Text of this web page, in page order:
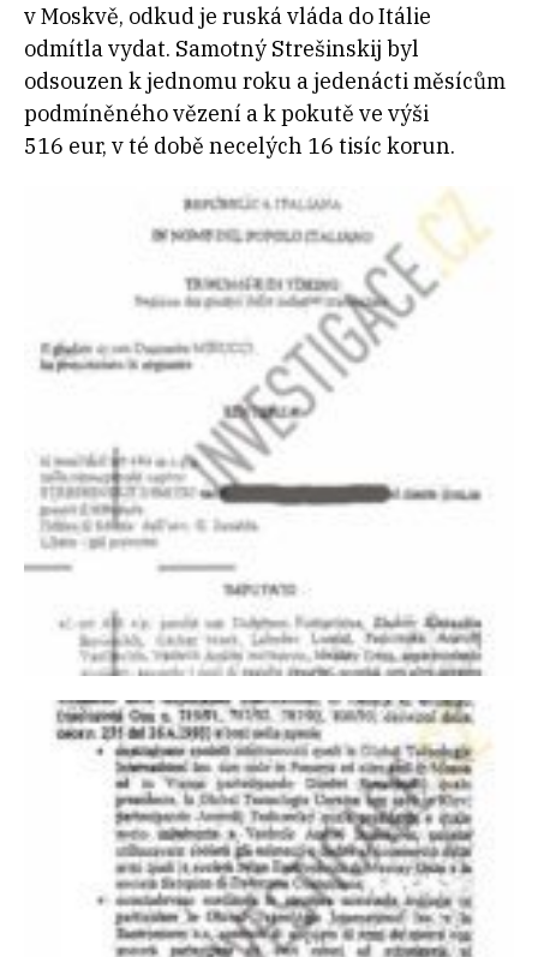
v Moskvě, odkud je ruská vláda do Itálie
odmítla vydat. Samotný Strešinskij byl
odsouzen k jednomu roku a jedenácti měsícům
podmíněného vězení a k pokutě ve výši
516 eur, v té době necelých 16 tisíc korun.